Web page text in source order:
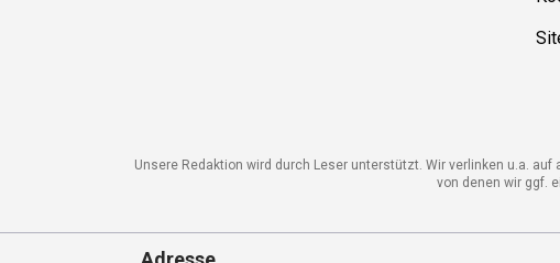
Unsere Redaktion wird durch Leser unterstützt. Wir verlinken u.a. auf
von denen wir ggf.
Adresse